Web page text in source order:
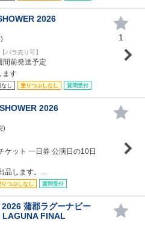
2026
バラ売り可】
間前発送予定
ます
し 塗りつぶしなし 質問受付
1
2026
)
ケット 一日券 公演日の10日
品します。...
りつぶしなし 質問受付
蒲郡ラグーナビー
LAGUNA FINAL